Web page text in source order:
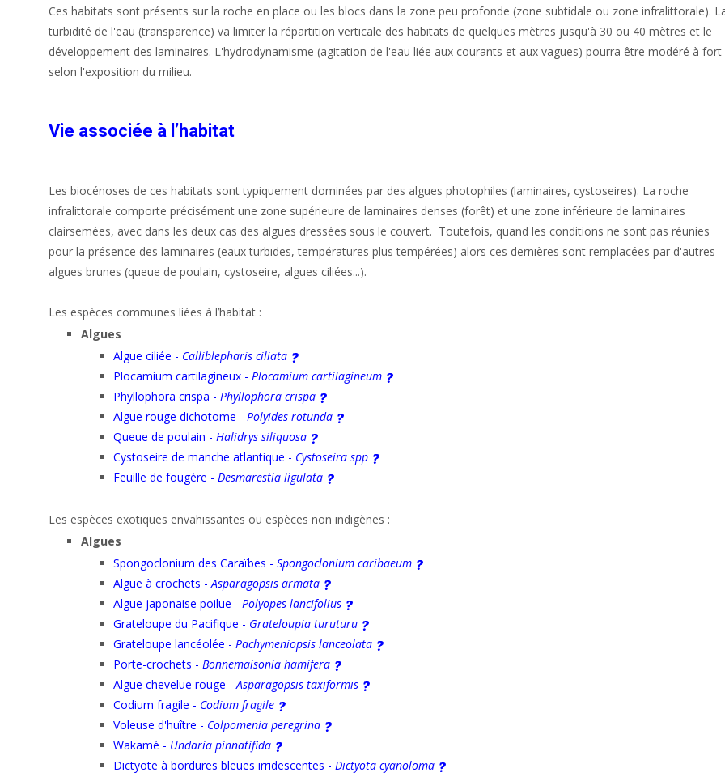
Ces habitats sont présents sur la roche en place ou les blocs dans la zone peu profonde (zone subtidale ou zone infralittorale).
turbidité de l'eau (transparence) va limiter la répartition verticale des habitats de quelques mètres jusqu'à 30 ou 40 mètres et le
développement des laminaires. L'hydrodynamisme (agitation de l'eau liée aux courants et aux vagues) pourra être modéré à fort
selon l'exposition du milieu.
Vie associée à l’habitat
Les biocénoses de ces habitats sont typiquement dominées par des algues photophiles (laminaires, cystoseires). La roche
infralittorale comporte précisément une zone supérieure de laminaires denses (forêt) et une zone inférieure de laminaires
clairsemées, avec dans les deux cas des algues dressées sous le couvert. Toutefois, quand les conditions ne sont pas réunies
pour la présence des laminaires (eaux turbides, températures plus tempérées) alors ces dernières sont remplacées par d'autres
algues brunes (queue de poulain, cystoseire, algues ciliées...).
Les espèces communes liées à l’habitat :
Algues
Algue ciliée - Calliblepharis ciliata
Plocamium cartilagineux - Plocamium cartilagineum
Phyllophora crispa - Phyllophora crispa
Algue rouge dichotome - Polyides rotunda
Queue de poulain - Halidrys siliquosa
Cystoseire de manche atlantique - Cystoseira spp
Feuille de fougère - Desmarestia ligulata
Les espèces exotiques envahissantes ou espèces non indigènes :
Algues
Spongoclonium des Caraïbes - Spongoclonium caribaeum
Algue à crochets -Asparagopsis armata
Algue japonaise poilue - Polyopes lancifolius
Grateloupe du Pacifique - Grateloupia turuturu
Grateloupe lancéolée - Pachymeniopsis lanceolata
Porte-crochets - Bonnemaisonia hamifera
Algue chevelue rouge -Asparagopsis taxiformis
Codium fragile - Codium fragile
Voleuse d'huître - Colpomenia peregrina
Wakamé - Undaria pinnatifida
Dictyote à bordures bleues irridescentes - Dictyota cyanoloma